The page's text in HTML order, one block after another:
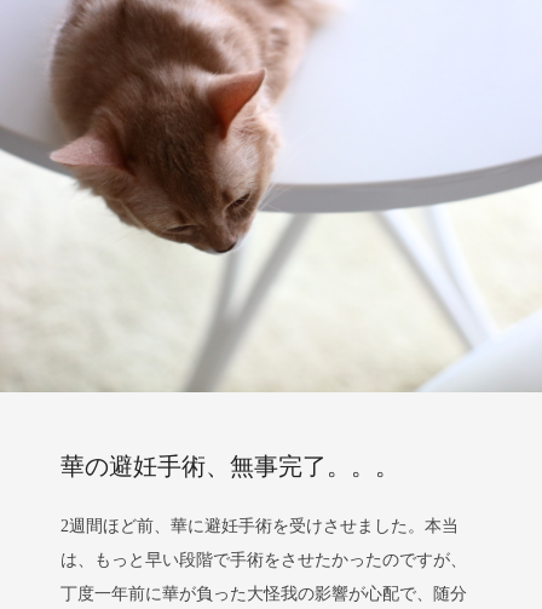
華の避妊手術、無事完了。。。
2週間ほど前、華に避妊手術を受けさせました。本当
は、もっと早い段階で手術をさせたかったのですが、
丁度一年前に華が負った大怪我の影響が心配で、随分